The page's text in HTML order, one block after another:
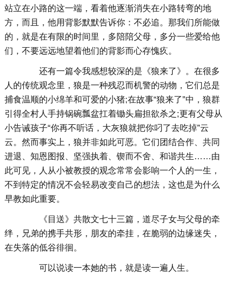
站立在小路的这一端，看着他逐渐消失在小路转弯的地
方，而且，他用背影默默告诉你：不必追。那我们所能做
的，就是在有限的时间里，多陪陪父母，多分一些爱给他
们，不要远远地望着他们的背影而心存愧疚。
还有一篇令我感想较深的是《狼来了》。在很多
人的传统观念里，狼是一种残忍而机警的动物，它们总是
捕食温顺的小绵羊和可爱的小猪;在故事“狼来了”中，狼群
引得全村人手持锅碗瓢盆扛着锄头扁担欲杀之;更有父母从
小告诫孩子“你再不听话，大灰狼就把你叼了去吃掉”云
云。然而事实上，狼并非如此可恶。它们团结合作、共同
进退、知恩图报、坚强执着、锲而不舍、和谐共生……由
此可见，人从小被教授的观念常常会影响一个人的一生，
不到特定的情况不会轻易改变自己的想法，这也是为什么
早教如此重要。
《目送》共散文七十三篇，道尽子女与父母的牵
绊，兄弟的携手共形，朋友的牵挂，在脆弱的边缘迷失，
在失落的低谷徘徊。
可以说读一本她的书，就是读一遍人生。